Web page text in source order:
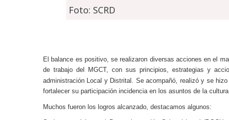
Foto: SCRD
El balance es positivo, se realizaron diversas acciones en el
de trabajo del MGCT, con sus principios, estrategias y
administración Local y Distrital. Se acompañó, realizó y se
fortalecer su participación incidencia en los asuntos de la
Muchos fueron los logros alcanzado, destacamos algunos: